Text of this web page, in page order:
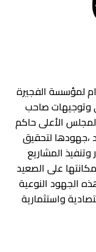
لمؤسسة الفجيرة
وتوجيهات صاحب
الأعلى حاكم
،جهودها لتحقيق
المشاريع
على الصعيد
الجهود النوعية
واستثمارية